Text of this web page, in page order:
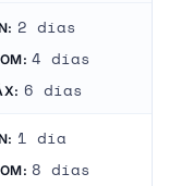
2 días
4 días
6 días
1 día
8 días